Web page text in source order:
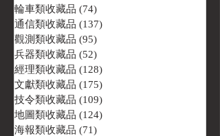
輪車類收藏品 (74)
通信類收藏品 (137)
觀測類收藏品 (95)
兵器類收藏品 (52)
經理類收藏品 (128)
文獻類收藏品 (175)
技令類收藏品 (109)
地圖類收藏品 (124)
海報類收藏品 (71)